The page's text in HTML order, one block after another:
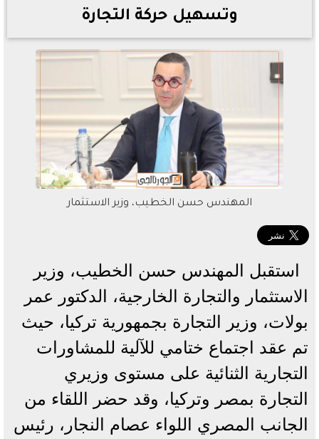
وتسهيل حركة التجارة
المهندس حسن الخطيب، وزير الاستثمار
استقبل المهندس حسن الخطيب، وزير
الاستثمار والتجارة الخارجية، الدكتور عمر
بولات، وزير التجارة بجمهورية تركيا، حيث
تم عقد اجتماع ختامي للآلية للمشاورات
التجارية الثنائية على مستوى وزيري
التجارة بمصر وتركيا، وقد حضر اللقاء من
الجانب المصري اللواء عصام النجار، رئيس